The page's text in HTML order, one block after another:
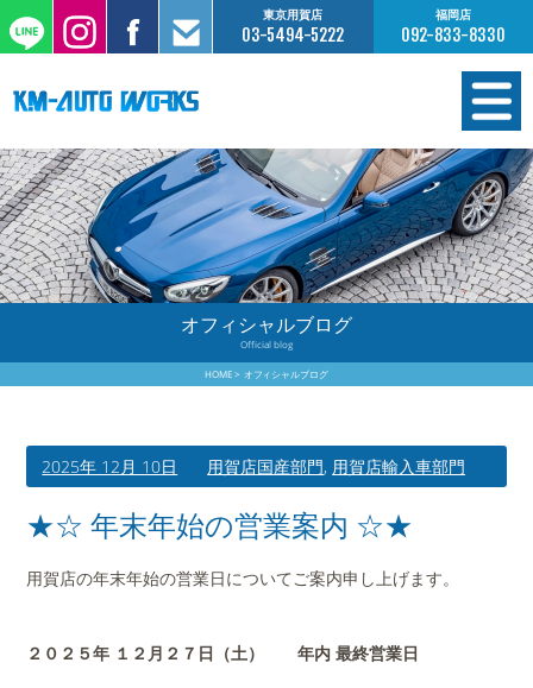
東京用賀店
03-5494-5222
福岡店
092-833-8330
在庫情報
オーダー販売
工場サービス
保証について
買取査定のご案内
店舗案内
会社概要
オフィシャルブログ
Official blog
HOME オフィシャルブログ
2025年 12月 10日 用賀店国産部門, 用賀店輸入車部門
★☆ 年末年始の営業案内 ☆★
用賀店の年末年始の営業日についてご案内申し上げます。
２０２５年 １２月２７日（土） 年内 最終営業日